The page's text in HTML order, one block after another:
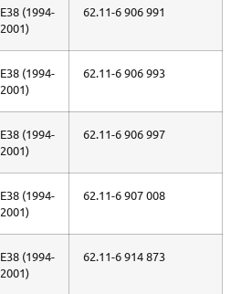
E38 (1994-
2001)
62.11-6 906 991
E38 (1994-
2001)
62.11-6 906 993
E38 (1994-
2001)
62.11-6 906 997
E38 (1994-
2001)
62.11-6 907 008
E38 (1994-
2001)
62.11-6 914 873